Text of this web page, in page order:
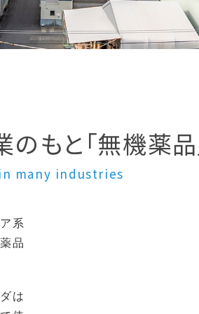
のもと 「無機薬品
many industries
系
品
は